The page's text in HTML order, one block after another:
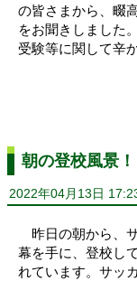
の皆さまから、畷
をお聞きしました
受験等に関して辛
朝の登校風景！
2022年04月13日
昨日の朝から、
幕を手に、登校し
れています。サッ